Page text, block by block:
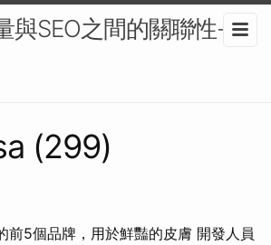
與SEO之間的關聯性-數
(299)
前5個品牌，用於鮮豔的皮膚 開發人員